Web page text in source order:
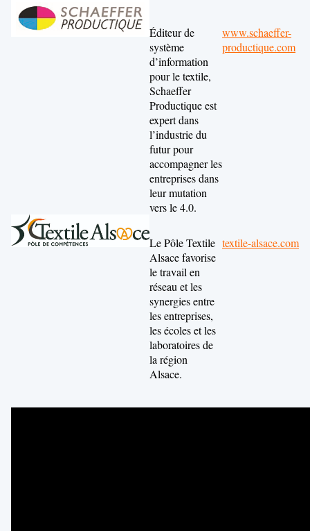
Éditeur de
système
d’information
pour le textile,
Schaeffer
Productique est
expert dans
l’industrie du
futur pour
accompagner les
entreprises dans
leur mutation
vers le 4.0.
www.schaeffer-
productique.com
Le Pôle Textile
Alsace favorise
le travail en
réseau et les
synergies entre
les entreprises,
les écoles et les
laboratoires de
la région
Alsace.
textile-alsace.com